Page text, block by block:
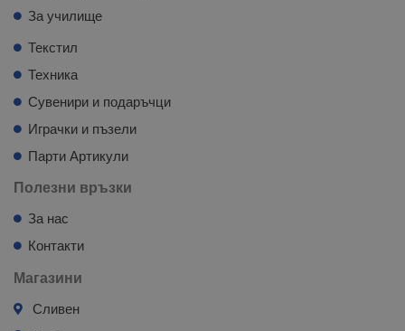
За училище
Текстил
Техника
Сувенири и подаръчци
Играчки и пъзели
Парти Артикули
Полезни връзки
За нас
Контакти
Магазини
Сливен